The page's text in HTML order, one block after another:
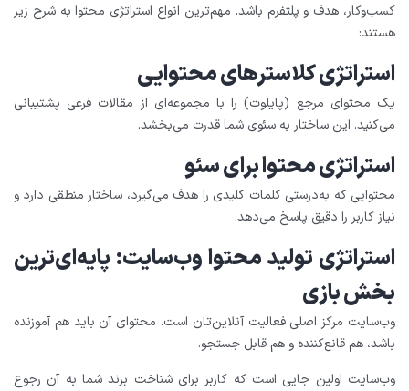
کسب‌وکار، هدف و پلتفرم باشد. مهم‌ترین انواع استراتژی محتوا به شرح زیر
هستند:
استراتژی کلاسترهای محتوایی
یک محتوای مرجع (پایلوت) را با مجموعه‌ای از مقالات فرعی پشتیبانی
می‌کنید. این ساختار به سئوی شما قدرت می‌بخشد.
استراتژی محتوا برای سئو
محتوایی که به‌درستی کلمات کلیدی را هدف می‌گیرد، ساختار منطقی دارد و
نیاز کاربر را دقیق پاسخ می‌دهد.
استراتژی تولید محتوا وب‌سایت: پایه‌ای‌ترین
بخش بازی
وب‌سایت مرکز اصلی فعالیت آنلاین‌تان است. محتوای آن باید هم آموزنده
باشد، هم قانع‌کننده و هم قابل جستجو.
وب‌سایت اولین جایی است که کاربر برای شناخت برند شما به آن رجوع